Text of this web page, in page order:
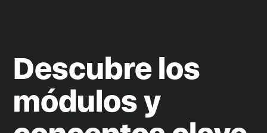
Descubre los
módulos y